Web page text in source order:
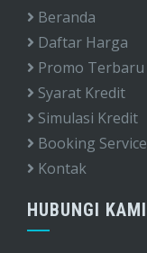
Beranda
Daftar Harga
Promo Terbaru
Syarat Kredit
Simulasi Kredit
Booking Service
Kontak
HUBUNGI KAMI